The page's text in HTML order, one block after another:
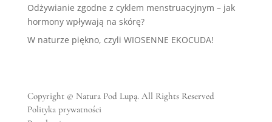
Odżywianie zgodne z cyklem menstruacyjnym – jak
hormony wpływają na skórę?
W naturze piękno, czyli WIOSENNE EKOCUDA!
Copyright © Natura Pod Lupą. All Rights Reserved
Polityka prywatności